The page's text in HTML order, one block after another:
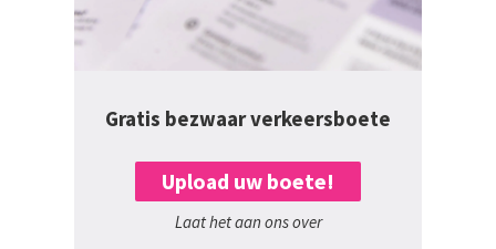
Gratis bezwaar verkeersboete
Upload uw boete!
Laat het aan ons over